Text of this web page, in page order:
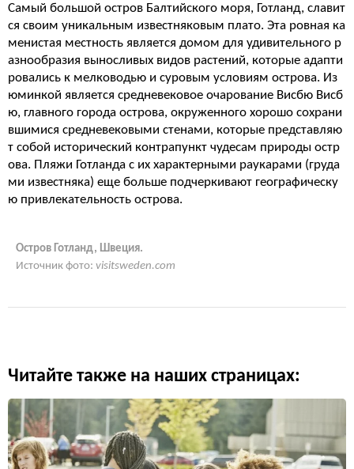
Самый большой остров Балтийского моря, Готланд, славит
ся своим уникальным известняковым плато. Эта ровная ка
менистая местность является домом для удивительного р
азнообразия выносливых видов растений, которые адапти
ровались к мелководью и суровым условиям острова. Из
юминкой является средневековое очарование Висбю Висб
ю, главного города острова, окруженного хорошо сохрани
вшимися средневековыми стенами, которые представляю
т собой исторический контрапункт чудесам природы остр
ова. Пляжи Готланда с их характерными раукарами (груда
ми известняка) еще больше подчеркивают географическу
ю привлекательность острова.
Остров Готланд, Швеция.
Источник фото: visitsweden.com
Читайте также на наших страницах: